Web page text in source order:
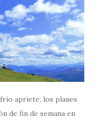
frío apriete, los planes
de fin de semana en